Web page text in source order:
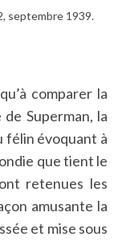
septembre 1939.
comparer la
Superman, la
félin évoquant à
que tient le
retenues les
amusante la
et mise sous